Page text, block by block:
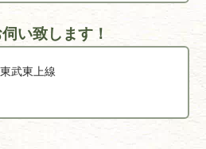
い致します！
東武東上線